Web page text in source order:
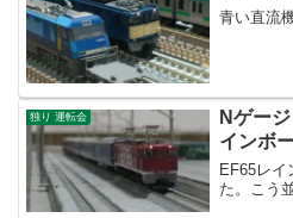
青い直流
独り 運転会
Nゲー
インボ
EF65レイ
た。こう